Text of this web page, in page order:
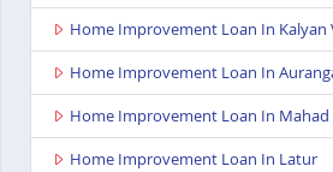
Home Improvement Loan In Kalyan
Home Improvement Loan In
Home Improvement Loan In Mahad
Home Improvement Loan In Latur